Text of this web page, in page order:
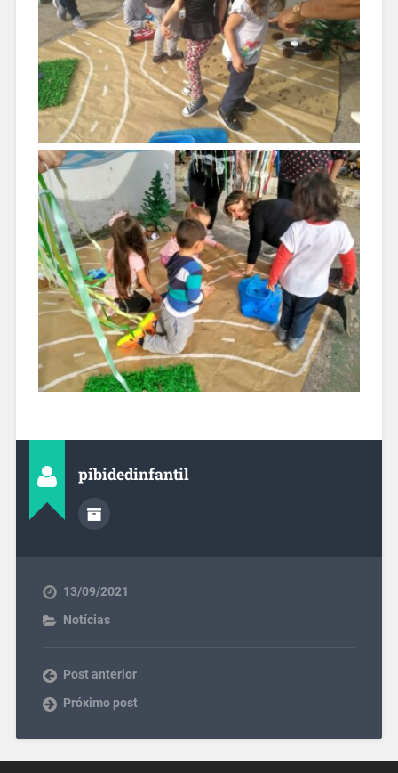
pibidedinfantil
13/09/2021
Notícias
Post anterior
Próximo post